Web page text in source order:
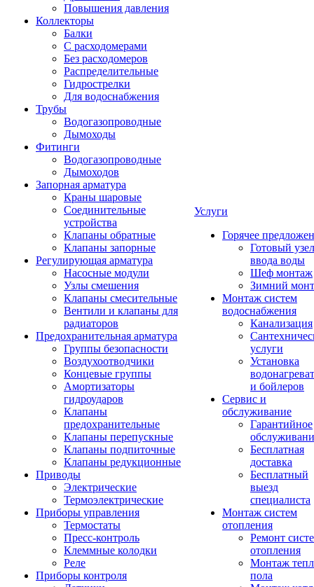
Повышения давления
Коллекторы
Балки
С расходомерами
Без расходомеров
Распределительные
Гидрострелки
Для водоснабжения
Трубы
Водогазопроводные
Дымоходы
Фитинги
Водогазопроводные
Дымоходов
Запорная арматура
Краны шаровые
Соединительные
устройства
Клапаны обратные
Клапаны запорные
Регулирующая арматура
Насосные модули
Узлы смешения
Клапаны смесительные
Вентили и клапаны для
радиаторов
Предохранительная арматура
Группы безопасности
Воздухоотводчики
Концевые группы
Амортизаторы
гидроударов
Клапаны
предохранительные
Клапаны перепускные
Клапаны подпиточные
Клапаны редукционные
Приводы
Электрические
Термоэлектрические
Приборы управления
Термостаты
Пресс-контроль
Клеммные колодки
Реле
Приборы контроля
Услуги
Горячее
Готовый узел
ввода воды
Шеф монтаж
Зимний
Монтаж систем
водоснабжения
Канализация
услуги
Установка
и бойлеров
Сервис и
обслуживание
Гарантийное
Бесплатная
доставка
Бесплатный
выезд
специалиста
Монтаж систем
отопления
Ремонт
отопления
Монтаж
пола